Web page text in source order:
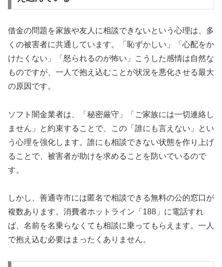
借金の問題を家族や友人に相談できないという心理は、多
くの被害者に共通しています。「恥ずかしい」「心配をか
けたくない」「怒られるのが怖い」こうした感情は自然な
ものですが、一人で抱え込むことが状況を悪化させる最大
の原因です。
ソフト闇金業者は、「秘密厳守」「ご家族には一切連絡し
ません」と約束することで、この「誰にも言えない」とい
う心理を強化します。誰にも相談できない状態を作り上げ
ることで、被害者が助けを求めることを防いでいるので
す。
しかし、善通寺市には匿名で相談できる無料の公的窓口が
複数あります。消費者ホットライン「188」に電話すれ
ば、名前を名乗らなくても相談に乗ってもらえます。一人
で抱え込む必要はまったくありません。